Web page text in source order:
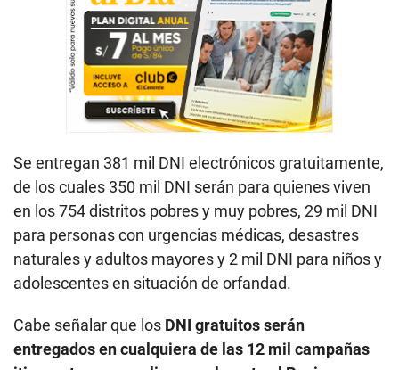
Se entregan 381 mil DNI electrónicos gratuitamente,
de los cuales 350 mil DNI serán para quienes viven
en los 754 distritos pobres y muy pobres, 29 mil DNI
para personas con urgencias médicas, desastres
naturales y adultos mayores y 2 mil DNI para niños y
adolescentes en situación de orfandad.
Cabe señalar que los DNI gratuitos serán
entregados en cualquiera de las 12 mil campañas